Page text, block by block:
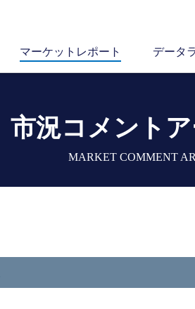
マーケットレポート データ
市況コメント
MARKET COMMENT